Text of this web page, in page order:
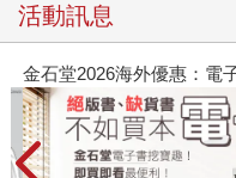
活動訊息
高功能倖存者：如果不「
者親簽版）